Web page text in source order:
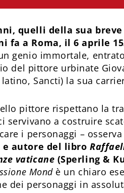
quelli della sua
fa a Roma, il 6 aprile
genio immortale,
del pittore urbinate
Sancti) la sua
pittore rispettano la
servivano a costrui­re
i personaggi – osserva
e autore del libro
vaticane (Sperling &
Mondè un chiaro
dei personaggi in